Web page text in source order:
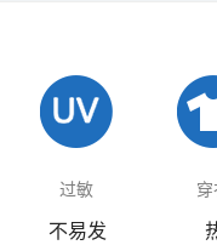
过敏 穿
不易发